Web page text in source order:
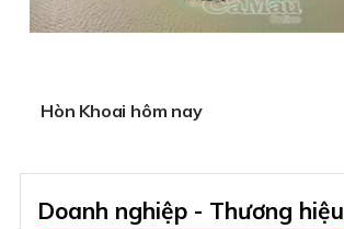
Hòn Khoai hôm nay
Doanh nghiệp - Thương hiệu